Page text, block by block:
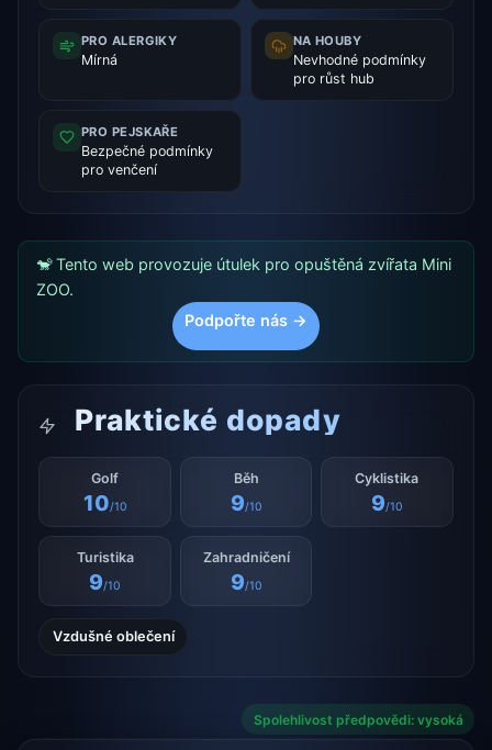
PRO ALERGIKY
Mírná
NA HOUBY
Nevhodné podmínky
pro růst hub
PRO PEJSKAŘE
Bezpečné podmínky
pro venčení
🐒 Tento web provozuje útulek pro opuštěná zvířata Mini
ZOO.
Podpořte nás →
Praktické dopady
Golf
10/10
Běh
9/10
Cyklistika
9/10
Turistika
9/10
Zahradničení
9/10
Vzdušné oblečení
Spolehlivost předpovědi: vysoká